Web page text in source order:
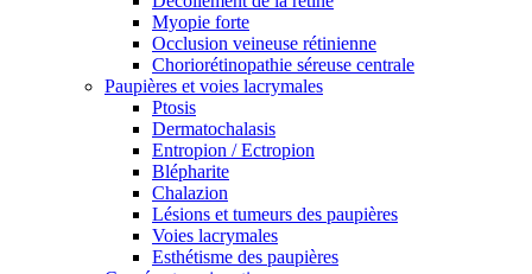
Myopie forte
Occlusion veineuse rétinienne
Choriorétinopathie séreuse centrale
Paupières et voies lacrymales
Ptosis
Dermatochalasis
Entropion / Ectropion
Blépharite
Chalazion
Lésions et tumeurs des paupières
Voies lacrymales
Esthétisme des paupières